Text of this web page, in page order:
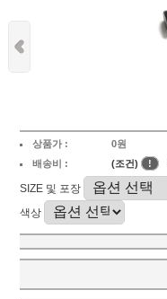
상품가 :
0원
배송비 :
(조건) !
SIZE 및 포장
색상